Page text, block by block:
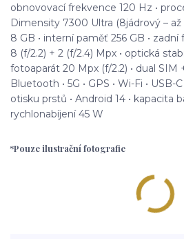
obnovovací frekvence 120 Hz •
Dimensity 7300 Ultra (8jádrový – až
8 GB • interní paměť 256 GB •
8 (f/2.2) + 2 (f/2.4) Mpx • optická
fotoaparát 20 Mpx (f/2.2) • dual SIM
Bluetooth • 5G • GPS • Wi-Fi •
otisku prstů • Android 14 • kapacita
rychlonabíjení 45 W
*Pouze ilustrační fotografie